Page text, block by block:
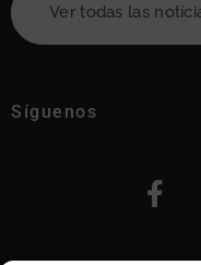
Ver todas las
Síguenos